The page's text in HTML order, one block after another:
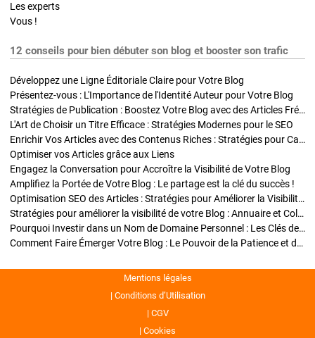
Les experts
Vous !
12 conseils pour bien débuter son blog et booster son trafic
Développez une Ligne Éditoriale Claire pour Votre Blog
Présentez-vous : L'Importance de l'Identité Auteur pour Votre Blog
Stratégies de Publication : Boostez Votre Blog avec des Articles Fréquents et Exclusifs
L'Art de Choisir un Titre Efficace : Stratégies Modernes pour le SEO
Enrichir Vos Articles avec des Contenus Riches : Stratégies pour Captiver et Optimiser
Optimiser vos Articles grâce aux Liens
Engagez la Conversation pour Accroître la Visibilité de Votre Blog
Amplifiez la Portée de Votre Blog : Le partage est la clé du succès !
Optimisation SEO des Articles : Stratégies pour Améliorer la Visibilité de Votre Blog
Stratégies pour améliorer la visibilité de votre Blog : Annuaire et Collaborations
Pourquoi Investir dans un Nom de Domaine Personnel : Les Clés de la Réussite de Votre Blog
Comment Faire Émerger Votre Blog : Le Pouvoir de la Patience et de la Persévérance
Mentions légales
Conditions d’Utilisation
CGV
Cookies